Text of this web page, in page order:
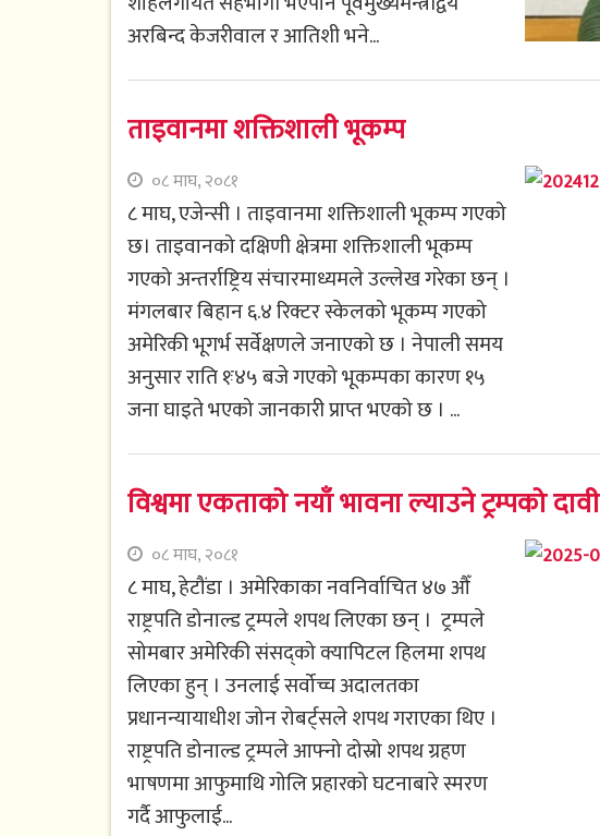
अरबिन्द केजरीवाल र आतिशी भने...
ताइवानमा शक्तिशाली भूकम्प
०८ माघ, २०८१
८ माघ, एजेन्सी । ताइवानमा शक्तिशाली भूकम्प गएको
छ। ताइवानको दक्षिणी क्षेत्रमा शक्तिशाली भूकम्प
गएको अन्तर्राष्ट्रिय संचारमाध्यमले उल्लेख गरेका छन् ।
मंगलबार बिहान ६.४ रिक्टर स्केलको भूकम्प गएको
अमेरिकी भूगर्भ सर्वेक्षणले जनाएको छ । नेपाली समय
अनुसार राति १ः४५ बजे गएको भूकम्पका कारण १५
जना घाइते भएको जानकारी प्राप्त भएको छ । ...
विश्वमा एकताको नयाँ भावना ल्याउने ट्रम्पको दावी
०८ माघ, २०८१
८ माघ, हेटौंडा । अमेरिकाका नवनिर्वाचित ४७ औँ
राष्ट्रपति डोनाल्ड ट्रम्पले शपथ लिएका छन् । ट्रम्पले
सोमबार अमेरिकी संसद्को क्यापिटल हिलमा शपथ
लिएका हुन् । उनलाई सर्वोच्च अदालतका
प्रधानन्यायाधीश जोन रोबर्ट्सले शपथ गराएका थिए ।
राष्ट्रपति डोनाल्ड ट्रम्पले आफ्नो दोस्रो शपथ ग्रहण
भाषणमा आफुमाथि गोलि प्रहारको घटनाबारे स्मरण
गर्दै आफुलाई...